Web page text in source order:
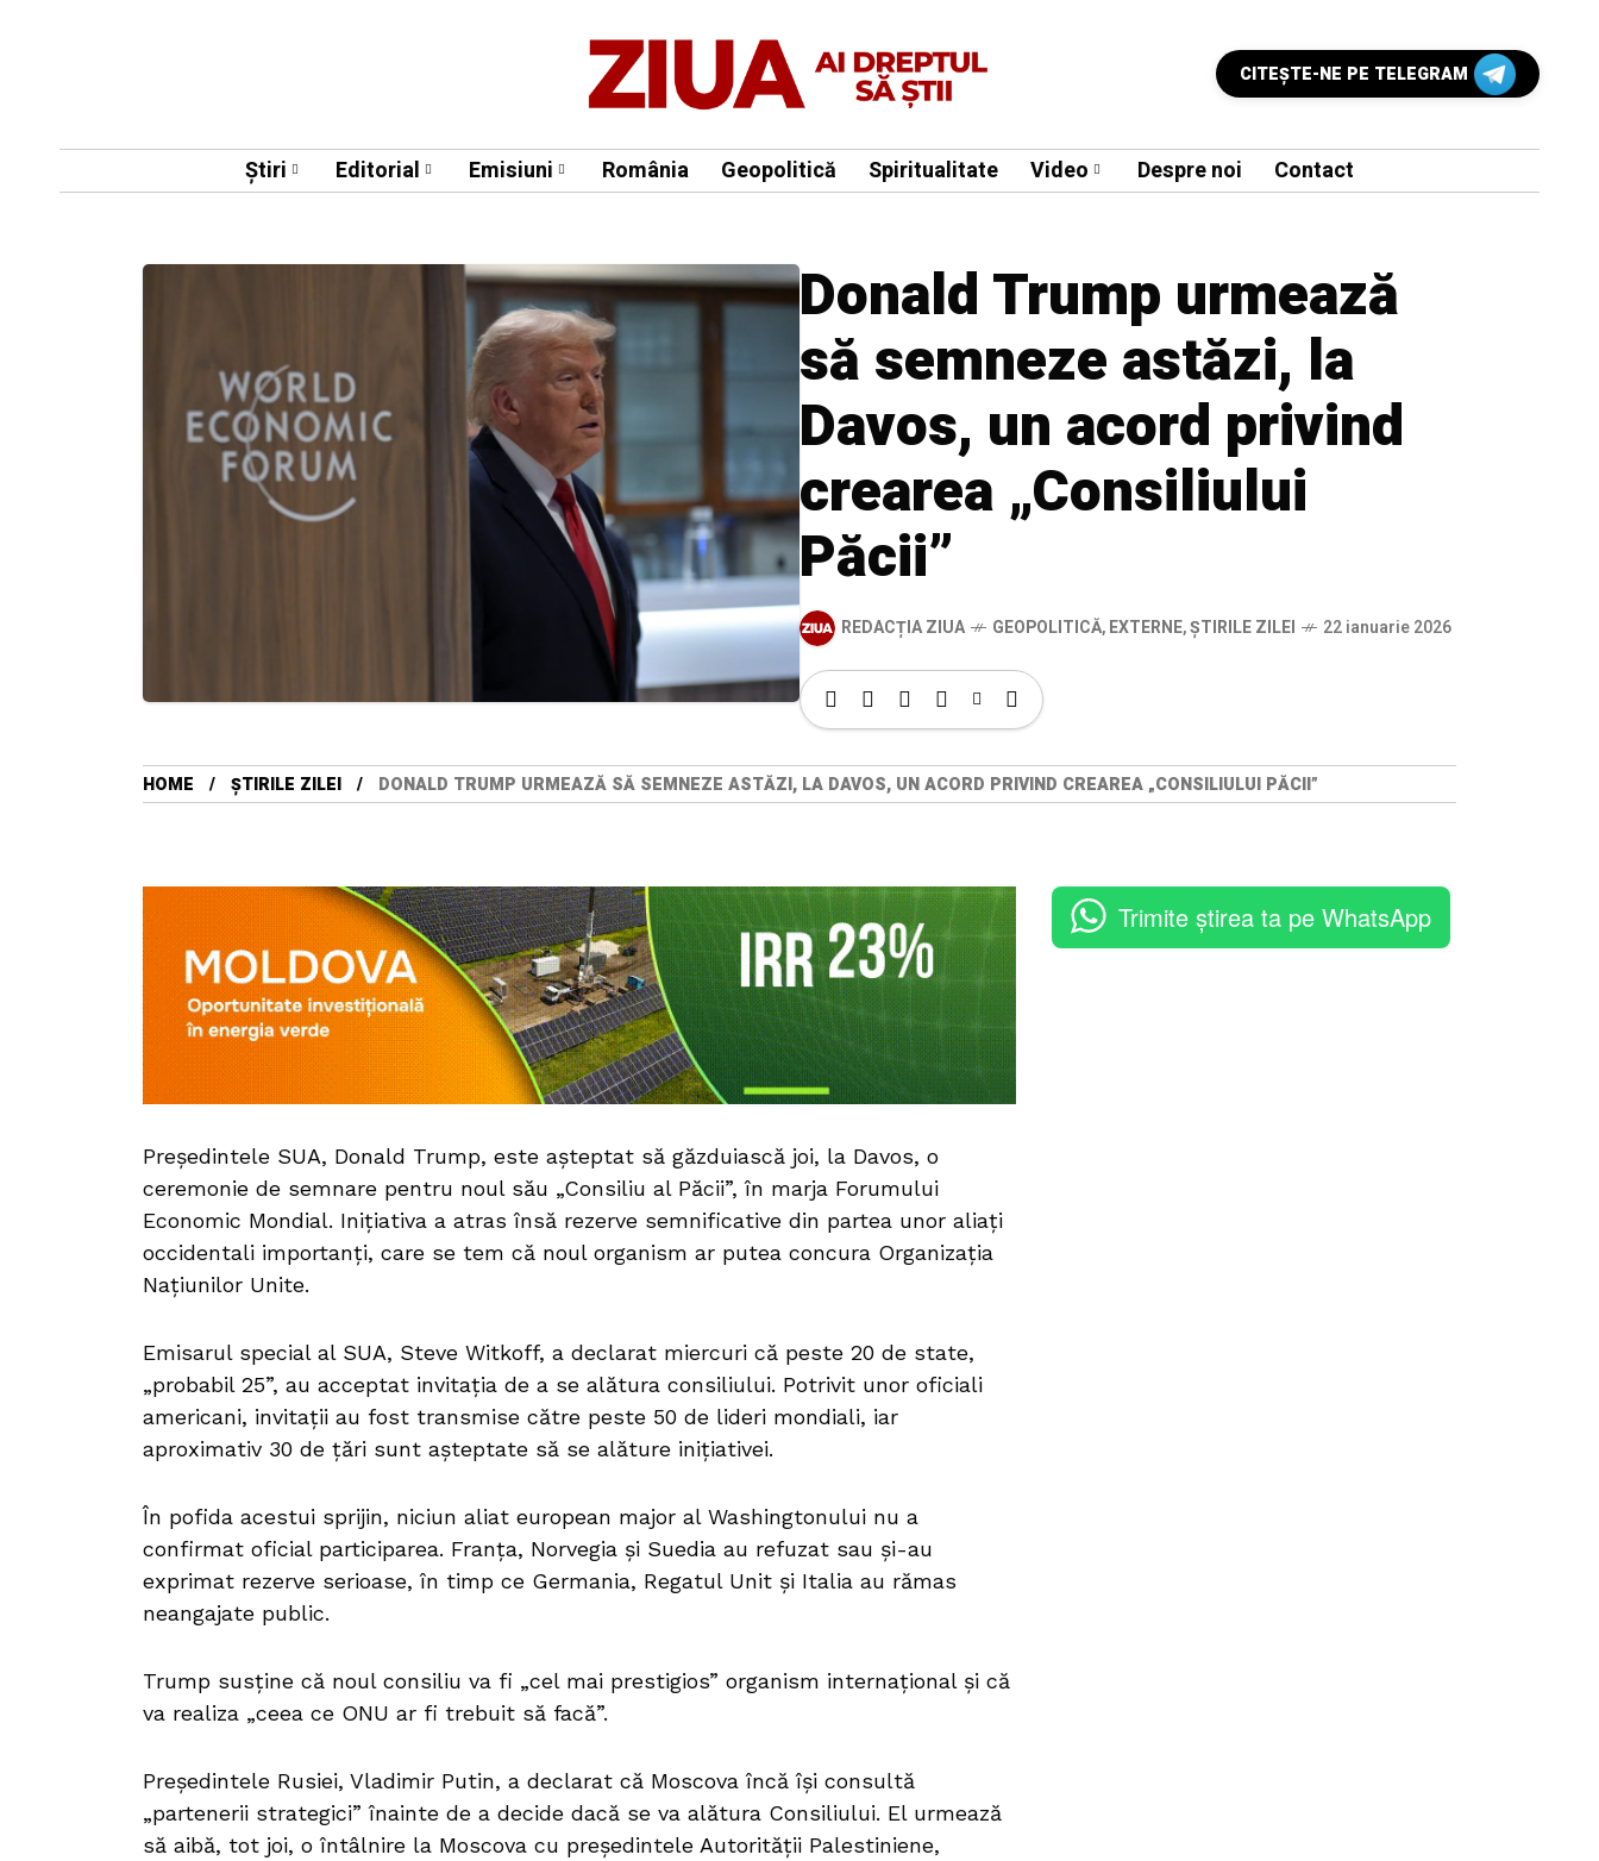
CITEŞTE-NE PE TELEGRAM
Știri Editorial Emisiuni România Geopolitică Spiritualitate Video Despre noi Contact
Donald Trump urmează
să semneze astăzi, la
Davos, un acord privind
crearea „Consiliului
Păcii”
REDACȚIA ZIUA GEOPOLITICĂ,EXTERNE,ȘTIRILE ZILEI 22 ianuarie 2026
HOME ȘTIRILE ZILEI DONALD TRUMP URMEAZĂ SĂ SEMNEZE ASTĂZI, LA DAVOS, UN ACORD PRIVIND CREAREA „CONSILIULUI PĂCII”
Președintele SUA, Donald Trump, este așteptat să găzduiască joi, la Davos, o
ceremonie de semnare pentru noul său „Consiliu al Păcii”, în marja Forumului
Economic Mondial. Inițiativa a atras însă rezerve semnificative din partea unor aliați
occidentali importanți, care se tem că noul organism ar putea concura Organizația
Națiunilor Unite.
Emisarul special al SUA, Steve Witkoff, a declarat miercuri că peste 20 de state,
„probabil 25”, au acceptat invitația de a se alătura consiliului. Potrivit unor oficiali
americani, invitații au fost transmise către peste 50 de lideri mondiali, iar
aproximativ 30 de țări sunt așteptate să se alăture inițiativei.
În pofida acestui sprijin, niciun aliat european major al Washingtonului nu a
confirmat oficial participarea. Franța, Norvegia și Suedia au refuzat sau și-au
exprimat rezerve serioase, în timp ce Germania, Regatul Unit și Italia au rămas
neangajate public.
Trump susține că noul consiliu va fi „cel mai prestigios” organism internațional și că
va realiza „ceea ce ONU ar fi trebuit să facă”.
Președintele Rusiei, Vladimir Putin, a declarat că Moscova încă își consultă
„partenerii strategici” înainte de a decide dacă se va alătura Consiliului. El urmează
să aibă, tot joi, o întâlnire la Moscova cu președintele Autorității Palestiniene,
Trimite știrea ta pe WhatsApp